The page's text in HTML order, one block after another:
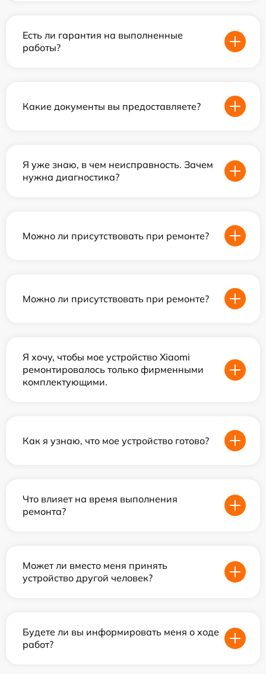
Есть ли гарантия на выполненные
работы?
Какие документы вы предоставляете?
Я уже знаю, в чем неисправность. Зачем
нужна диагностика?
Можно ли присутствовать при ремонте?
Можно ли присутствовать при ремонте?
Я хочу, чтобы мое устройство Xiaomi
ремонтировалось только фирменными
комплектующими.
Как я узнаю, что мое устройство готово?
Что влияет на время выполнения
ремонта?
Может ли вместо меня принять
устройство другой человек?
Будете ли вы информировать меня о ходе
работ?